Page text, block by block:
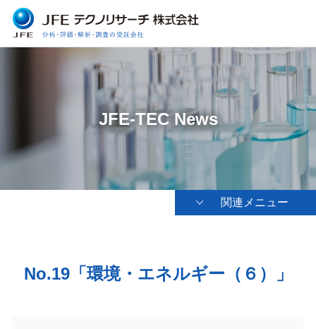
JFE-TEC News
関連メニュー
No.19「環境・エネルギー（６）」